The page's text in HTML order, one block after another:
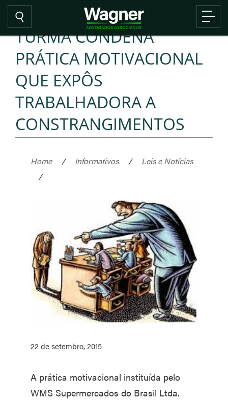
TURMA CONDENA
PRÁTICA MOTIVACIONAL
QUE EXPÔS
TRABALHADORA A
CONSTRANGIMENTOS
Home / Informativos /
Leis e Notícias
/
22 de setembro, 2015
A prática motivacional instituída pelo
WMS Supermercados do Brasil Ltda.